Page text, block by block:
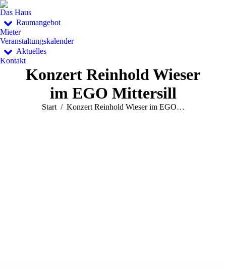
Das Haus
Raumangebot
Mieter
Veranstaltungskalender
Aktuelles
Kontakt
Konzert Reinhold Wieser
im EGO Mittersill
Sie befinden sich hier:
Start Konzert Reinhold Wieser im EGO…